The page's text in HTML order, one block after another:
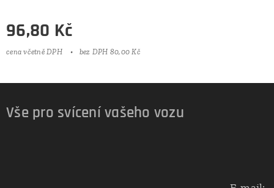
96,80 Kč
cena včetně DPH bez DPH 80,00 Kč
Vše pro svícení vašeho vozu